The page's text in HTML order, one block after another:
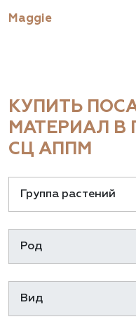
Maggie
КУПИТЬ
МАТЕРИАЛ В
СЦ АППМ